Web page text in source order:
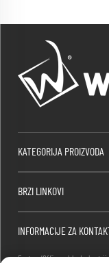
KATEGORIJA PROIZVODA
BRZI LINKOVI
INFORMACIJE ZA
Factory/Office add :